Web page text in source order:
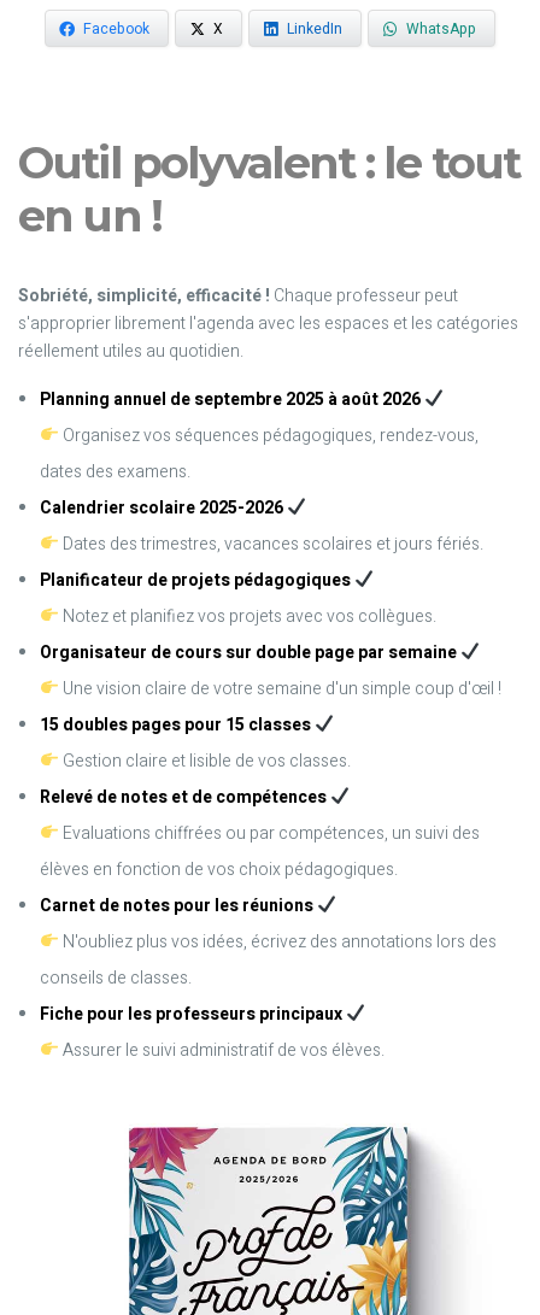
Facebook X LinkedIn WhatsApp
Outil polyvalent : le tout
en un !
Sobriété, simplicité, efficacité ! Chaque professeur peut
s'approprier librement l'agenda avec les espaces et les catégories
réellement utiles au quotidien.
Planning annuel de septembre 2025 à août 2026
Organisez vos séquences pédagogiques, rendez-vous,
dates des examens.
Calendrier scolaire 2025-2026
Dates des trimestres, vacances scolaires et jours fériés.
Planificateur de projets pédagogiques
Notez et planifiez vos projets avec vos collègues.
Organisateur de cours sur double page par semaine
Une vision claire de votre semaine d'un simple coup d'œil !
15 doubles pages pour 15 classes
Gestion claire et lisible de vos classes.
Relevé de notes et de compétences
Evaluations chiffrées ou par compétences, un suivi des
élèves en fonction de vos choix pédagogiques.
Carnet de notes pour les réunions
N'oubliez plus vos idées, écrivez des annotations lors des
conseils de classes.
Fiche pour les professeurs principaux
Assurer le suivi administratif de vos élèves.